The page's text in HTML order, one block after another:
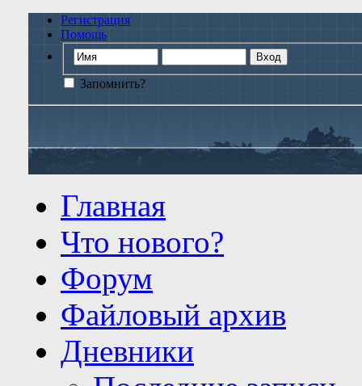
Регистрация
Помощь
Запомнить?
Главная
Что нового?
Форум
Файловый архив
Дневники